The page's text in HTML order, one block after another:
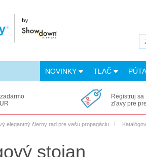
NOVINKY TLAČ
Registruj sa
zľavy pre
elegantný čierny rad pre vašu propagáciu
stojan